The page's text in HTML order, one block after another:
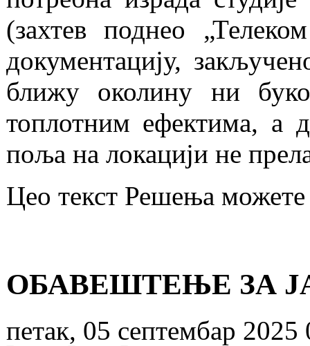
(захтев поднео
документацију,
ближу околину ни
топлотним ефектима, а
поља на локацији не
Цео текст Решења
ОБАВЕШТЕЊЕ ЗА
петак, 05 септембар 2025